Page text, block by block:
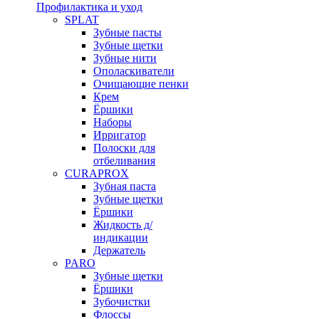
Профилактика и уход
SPLAT
Зубные пасты
Зубные щетки
Зубные нити
Ополаскиватели
Очищающие пенки
Крем
Ёршики
Наборы
Ирригатор
Полоски для
отбеливания
CURAPROX
Зубная паста
Зубные щетки
Ёршики
Жидкость д/
индикации
Держатель
PARO
Зубные щетки
Ёршики
Зубочистки
Флоссы